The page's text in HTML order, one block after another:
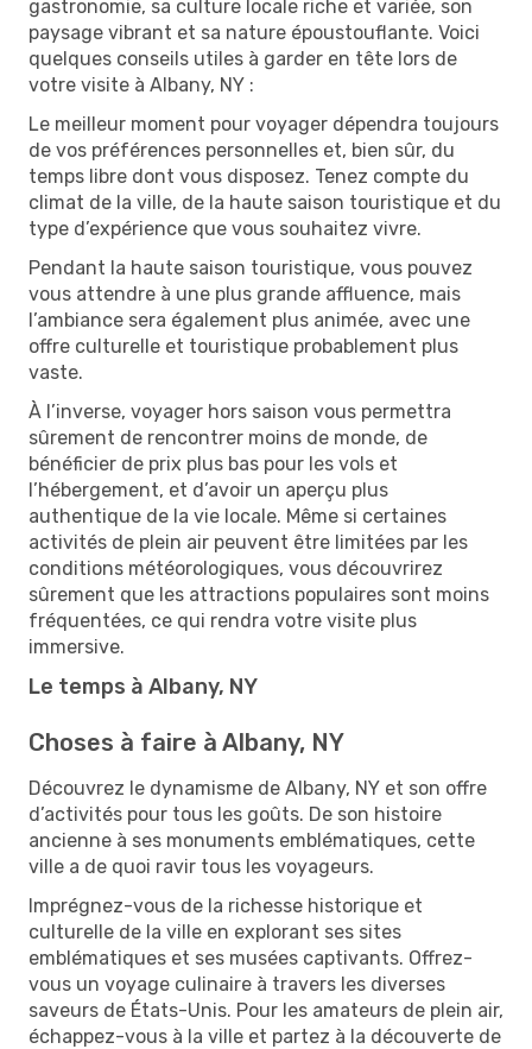
gastronomie, sa culture locale riche et variée, son
paysage vibrant et sa nature époustouflante. Voici
quelques conseils utiles à garder en tête lors de
votre visite à Albany, NY :
Le meilleur moment pour voyager dépendra toujours
de vos préférences personnelles et, bien sûr, du
temps libre dont vous disposez. Tenez compte du
climat de la ville, de la haute saison touristique et du
type d’expérience que vous souhaitez vivre.
Pendant la haute saison touristique, vous pouvez
vous attendre à une plus grande affluence, mais
l’ambiance sera également plus animée, avec une
offre culturelle et touristique probablement plus
vaste.
À l’inverse, voyager hors saison vous permettra
sûrement de rencontrer moins de monde, de
bénéficier de prix plus bas pour les vols et
l’hébergement, et d’avoir un aperçu plus
authentique de la vie locale. Même si certaines
activités de plein air peuvent être limitées par les
conditions météorologiques, vous découvrirez
sûrement que les attractions populaires sont moins
fréquentées, ce qui rendra votre visite plus
immersive.
Le temps à Albany, NY
Choses à faire à Albany, NY
Découvrez le dynamisme de Albany, NY et son offre
d’activités pour tous les goûts. De son histoire
ancienne à ses monuments emblématiques, cette
ville a de quoi ravir tous les voyageurs.
Imprégnez-vous de la richesse historique et
culturelle de la ville en explorant ses sites
emblématiques et ses musées captivants. Offrez-
vous un voyage culinaire à travers les diverses
saveurs de États-Unis. Pour les amateurs de plein air,
échappez-vous à la ville et partez à la découverte de